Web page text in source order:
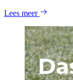
Lees meer